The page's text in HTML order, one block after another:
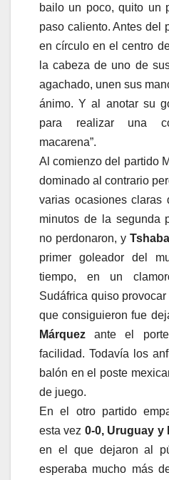
bailo un poco, quito un
paso caliento. Antes del
en círculo en el centro
la cabeza de uno de
agachado, unen sus
ánimo. Y al anotar su
para realizar una
macarena”.
Al comienzo del partido
dominado al contrario
varias ocasiones
minutos de la segunda
no perdonaron, y
primer goleador del
tiempo, en un
Sudáfrica quiso
que consiguieron fue
Márquez ante el
facilidad. Todavía los
balón en el poste
de juego.
En el otro partido
esta vez 0-0, Uruguay y
en el que dejaron al
esperaba mucho más